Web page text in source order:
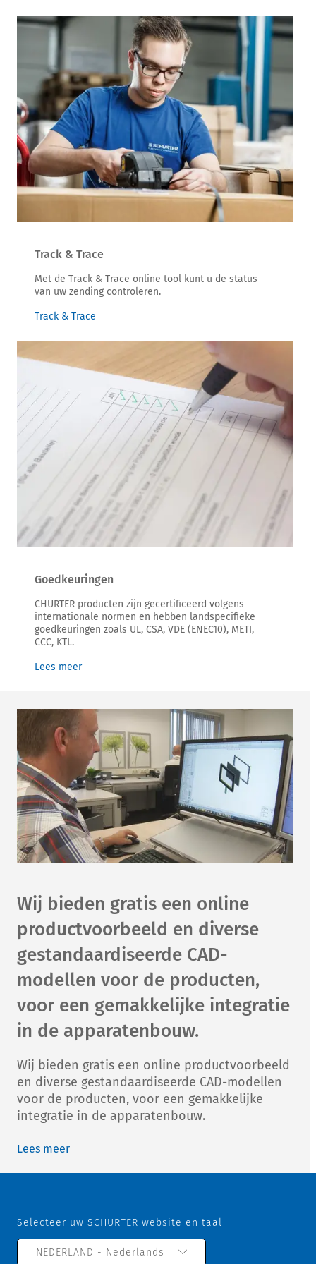
Track & Trace
Met de Track & Trace online tool kunt u de status
van uw zending controleren.
Track & Trace
Goedkeuringen
CHURTER producten zijn gecertificeerd volgens
internationale normen en hebben landspecifieke
goedkeuringen zoals UL, CSA, VDE (ENEC10), METI,
CCC, KTL.
Lees meer
Wij bieden gratis een online
productvoorbeeld en diverse
gestandaardiseerde CAD-
modellen voor de producten,
voor een gemakkelijke integratie
in de apparatenbouw.
Wij bieden gratis een online productvoorbeeld
en diverse gestandaardiseerde CAD-modellen
voor de producten, voor een gemakkelijke
integratie in de apparatenbouw.
Lees meer
Selecteer uw SCHURTER website en taal
NEDERLAND - Nederlands